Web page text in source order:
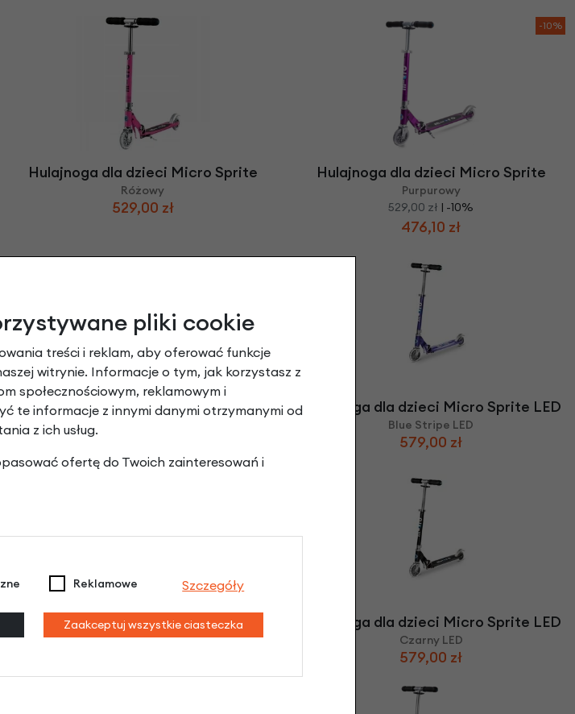
Hulajnoga dla dzieci Micro Sprite
Różowy
529,00 zł
-10%
Hulajnoga dla dzieci Micro Sprite
Purpurowy
529,00 zł | -10%
476,10 zł
Hulajnoga dla dzieci Micro Sprite LED Hulajnoga dla dzieci Micro Sprite LED
Blue Stripe LED
579,00 zł
Hulajnoga dla dzieci Micro Sprite LED
Niebieski szafirowy LED
Hulajnoga dla dzieci Micro Sprite LED
Czarny LED
579,00 zł
pliki cookie
treści i reklam, aby oferować funkcje
witrynie. Informacje o tym, jak korzystasz z
społecznościowym, reklamowym i
te informacje z innymi danymi otrzymanymi od
z ich usług.
ofertę do Twoich zainteresowań i
Reklamowe Szczegóły
Zaakceptuj wszystkie ciasteczka